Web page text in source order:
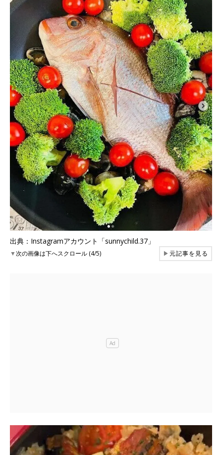
出典：Instagramアカウント「sunnychild.37」
▼次の画像は下へスクロール (4/5) ▶元記事を見る